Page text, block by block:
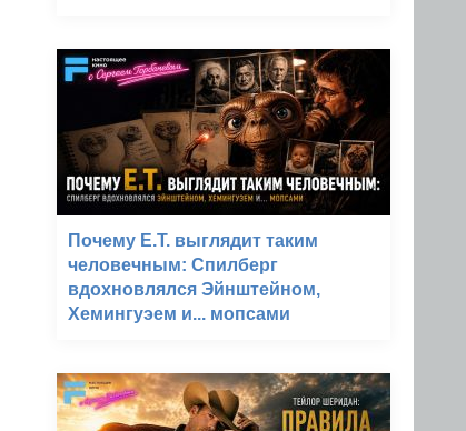
Почему E.T. выглядит таким
человечным: Спилберг
вдохновлялся Эйнштейном,
Хемингуэем и... мопсами